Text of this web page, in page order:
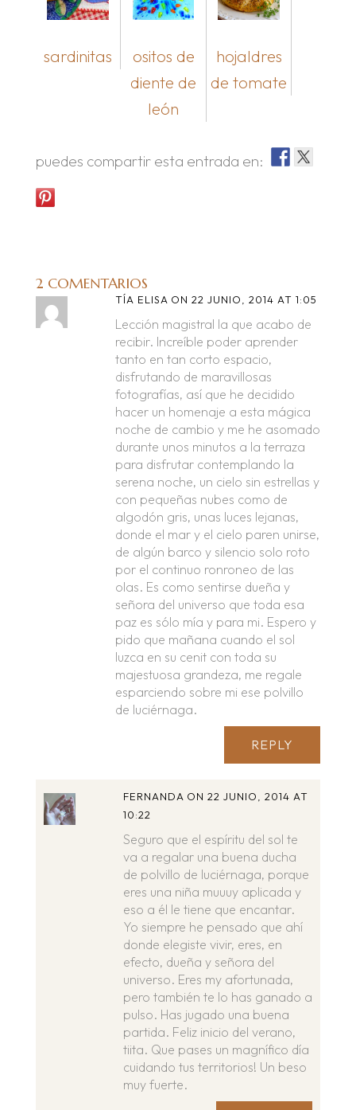
sardinitas
ositos de
diente de
león
hojaldres
de tomate
puedes compartir esta entrada en:
2 COMENTARIOS
TÍA ELISA ON 22 JUNIO, 2014 AT 1:05
Lección magistral la que acabo de
recibir. Increíble poder aprender
tanto en tan corto espacio,
disfrutando de maravillosas
fotografías, así que he decidido
hacer un homenaje a esta mágica
noche de cambio y me he asomado
durante unos minutos a la terraza
para disfrutar contemplando la
serena noche, un cielo sin estrellas y
con pequeñas nubes como de
algodón gris, unas luces lejanas,
donde el mar y el cielo paren unirse,
de algún barco y silencio solo roto
por el continuo ronroneo de las
olas. Es como sentirse dueña y
señora del universo que toda esa
paz es sólo mía y para mi. Espero y
pido que mañana cuando el sol
luzca en su cenit con toda su
majestuosa grandeza, me regale
esparciendo sobre mi ese polvillo
de luciérnaga.
REPLY
FERNANDA ON 22 JUNIO, 2014 AT
10:22
Seguro que el espíritu del sol te
va a regalar una buena ducha
de polvillo de luciérnaga, porque
eres una niña muuuy aplicada y
eso a él le tiene que encantar.
Yo siempre he pensado que ahí
donde elegiste vivir, eres, en
efecto, dueña y señora del
universo. Eres my afortunada,
pero también te lo has ganado a
pulso. Has jugado una buena
partida. Feliz inicio del verano,
tiita. Que pases un magnífico día
cuidando tus territorios! Un beso
muy fuerte.